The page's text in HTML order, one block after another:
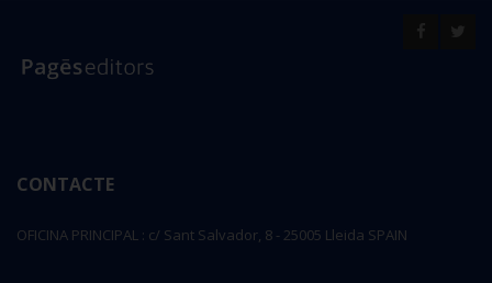
CONTACTE
OFICINA PRINCIPAL : c/ Sant Salvador, 8 - 25005 Lleida SPAIN